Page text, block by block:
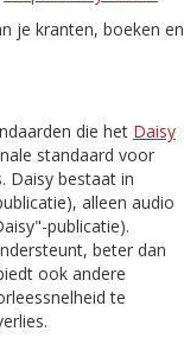
je kranten, boeken en
die het Daisy
standaard voor
Daisy bestaat in
alleen audio
publicatie).
beter dan
ook andere
te